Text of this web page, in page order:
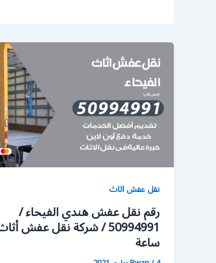
نقل عفش اثاث
رقم نقل عفش هندي الفيحاء /
ساعة